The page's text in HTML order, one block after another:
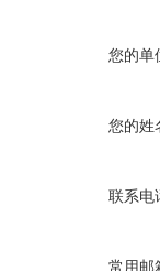
您的单
您的姓
联系电
常用邮